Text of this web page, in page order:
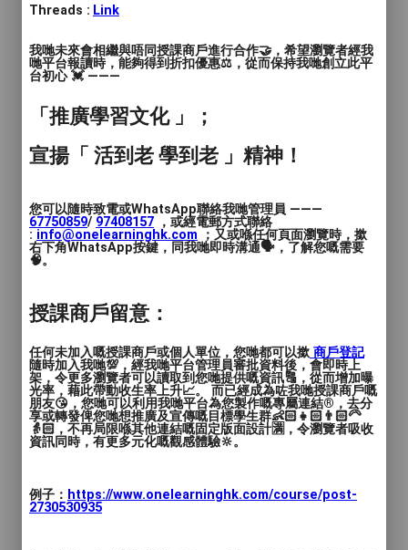
《平日2堂》：
星期一，四（必須同時段）: 10:00am /
5:00pm
或
星期二，五（必須同時段）: 10:00am /
11:00am / 2:00pm/ 3:00pm/ 4:00pm/
星期六 ： 9：30am/ 11：00am/ 1：30pm/
3：00pm/ 4：30pm
Threads : Link
我哋未來會相繼與唔同授課商戶進行合作🤝，希望瀏覽者經我
哋平台報讀時，能夠得到折扣優惠⚖️，從而保持我哋創立此平
台初心 💓 ———
「推廣學習文化 」；
宣揚「 活到老 學到老 」精神！
您可以隨時致電或WhatsApp聯絡我哋管理員 ———
67750859/ 97408157 ，或經電郵方式聯絡
: info@onelearninghk.com ；又或喺任何頁面瀏覽時，撳
右下角WhatsApp按鍵，同我哋即時溝通🗣️，了解您嘅需要
🧠。
授課商戶留意：
任何未加入嘅授課商戶或個人單位，您哋都可以撳 商戶登記
隨時加入我哋💯，經我哋平台管理員審批資料後，會即時上
架，令更多瀏覽者可以讀取到您哋提供嘅資訊🔠，從而增加曝
光率，藉此帶動收生率上升📈。 而已經成為咗我哋授課商戶嘅
朋友😘，您哋可以利用我哋平台為您製作嘅專屬連結®️，去分
享或轉發俾您哋想推廣及宣傳嘅目標學生群👶🏻👧🏻👨🏻‍🦳
👵🏻，不再局限喺其他連結嘅固定版面設計🈵，令瀏覽者吸收
資訊同時，有更多元化嘅觀感體驗🔆。
例子： https://www.onelearninghk.com/course/post-
2730530935